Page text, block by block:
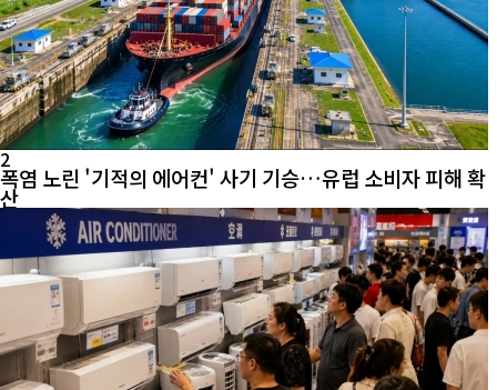
2
폭염 노린 '기적의 에어컨' 사기 기승…유럽 소비자 피해 확
산